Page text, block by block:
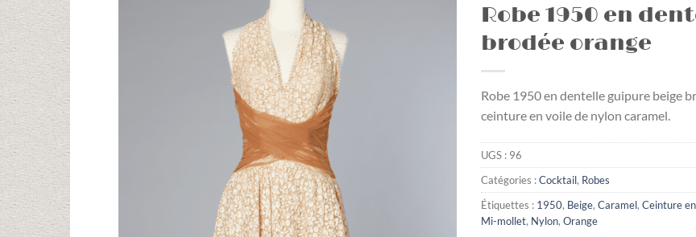
Robe 1950 en
brodée orange
Robe 1950 en dentelle guipure beige
ceinture en voile de nylon caramel.
UGS : 96
Catégories :Cocktail, Robes
Étiquettes : 1950, Beige, Caramel, Ceinture
Mi-mollet, Nylon, Orange